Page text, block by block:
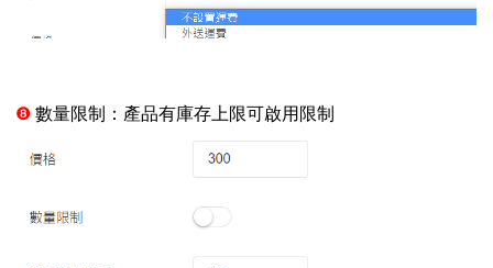
❽ 數量限制：產品有庫存上限可啟用限制